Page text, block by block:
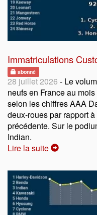
Immatriculations
abonné
28 juillet 2026 - Le
neufs en France au
selon les chiffres AAA
deux-roues par rapport
précédente. Sur le
Indian.
Lire la suite